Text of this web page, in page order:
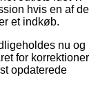
hvis en af de
et indkøb.
nu og
for korrektioner
opdaterede